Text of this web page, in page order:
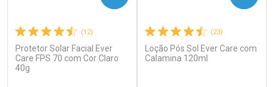
(12)
Protetor Solar Facial Ever
Care FPS 70 com Cor Claro
40g
(23)
Loção Pós Sol Ever Care com
Calamina 120ml